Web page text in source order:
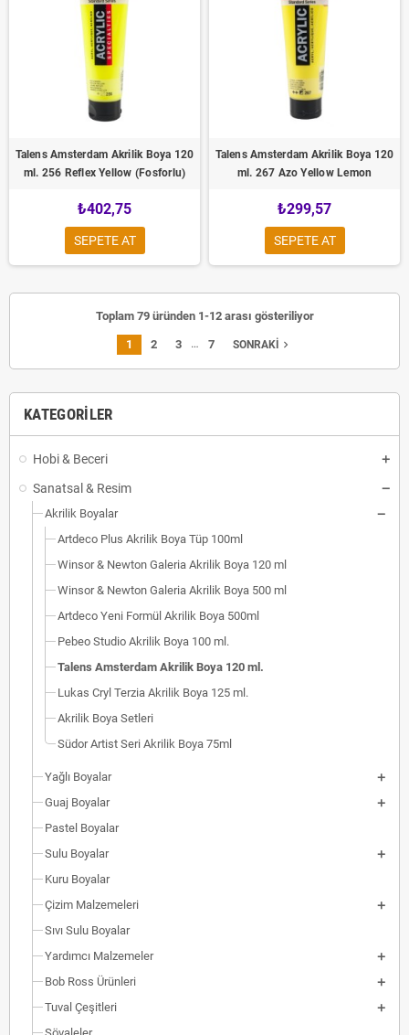
KATEGORILER
Hobi & Beceri
Sanatsal & Resim
Akrilik Boyalar
Artdeco Plus Akrilik Boya Tüp 100ml
Winsor & Newton Galeria Akrilik Boya 120 ml
Winsor & Newton Galeria Akrilik Boya 500 ml
Artdeco Yeni Formül Akrilik Boya 500ml
Pebeo Studio Akrilik Boya 100 ml.
Talens Amsterdam Akrilik Boya 120 ml.
Lukas Cryl Terzia Akrilik Boya 125 ml.
Akrilik Boya Setleri
Südor Artist Seri Akrilik Boya 75ml
Yağlı Boyalar
Guaj Boyalar
Pastel Boyalar
Sulu Boyalar
Kuru Boyalar
Çizim Malzemeleri
Sıvı Sulu Boyalar
Yardımcı Malzemeler
Bob Ross Ürünleri
Tuval Çeşitleri
Talens Amsterdam Akrilik Boya 120
ml. 256 Reflex Yellow (Fosforlu)
₺402,75
SEPETE AT
Talens Amsterdam Akrilik Boya 120
ml. 267 Azo Yellow Lemon
₺299,57
SEPETE AT
Toplam 79 üründen 1-12 arası gösteriliyor
1 2 3 … 7 SONRAKI navigate_next